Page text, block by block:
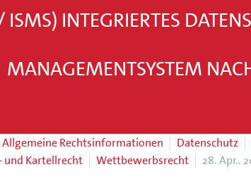
INTEGRIERTES
MANAGEMENTSYSTEM
Allgemeine Rechtsinformationen Datenschutz
Kartellrecht Wettbewerbsrecht 28. Apr..